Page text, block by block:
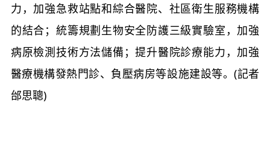
力，加強急救站點和綜合醫院、社區衛生服務機構
的結合；統籌規劃生物安全防護三級實驗室，加強
病原檢測技術方法儲備；提升醫院診療能力，加強
醫療機構發熱門診、負壓病房等設施建設等。(記者
邰思聰)